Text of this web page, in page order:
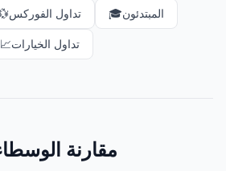
تداول الفوركس 🎓المبتدئون
📈تداول الخيارات
مقارنة